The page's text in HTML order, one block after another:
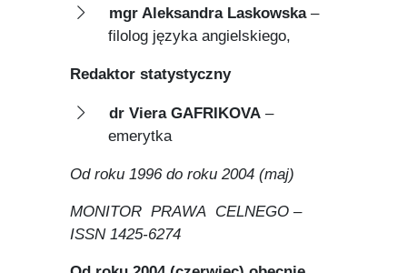
mgr Aleksandra Laskowska–
filolog języka angielskiego,
Redaktor statystyczny
dr Viera GAFRIKOVA–
emerytka
Od roku 1996 do roku 2004 (maj)
MONITOR PRAWA CELNEGO –
ISSN 1425-6274